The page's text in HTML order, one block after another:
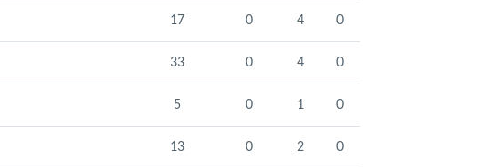
17 0 4 0
33 0 4 0
5 0 1 0
13 0 2 0